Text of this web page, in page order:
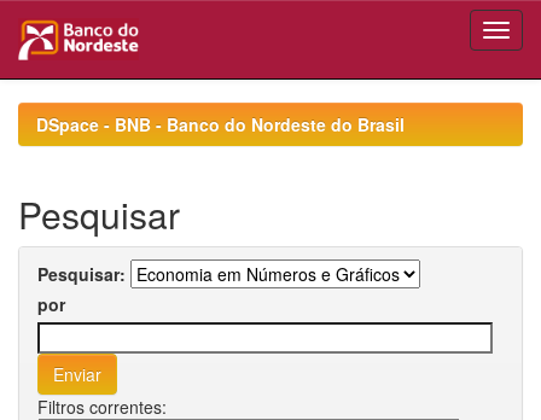
navigationDSpace - BNB - Banco do Nordeste do Brasil
Pesquisar
Pesquisar:
por
Filtros correntes: